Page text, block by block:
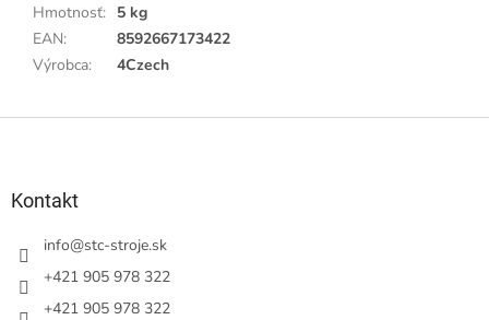
Hmotnosť: 5 kg
EAN:
8592667173422
Výrobca: 4Czech
Kontakt
info@stc-stroje.sk
+421 905 978 322
+421 905 978 322